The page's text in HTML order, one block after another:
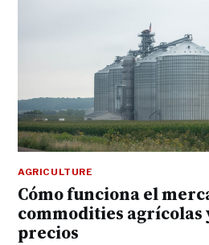
AGRICULTURE
Cómo funciona el
commodities agrícolas
precios